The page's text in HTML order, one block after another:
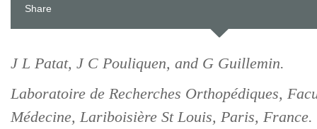
Share
J L Patat, J C Pouliquen, and G Guillemin.
Laboratoire de Recherches Orthopédiques,
Médecine, Lariboisière St Louis, Paris, France.